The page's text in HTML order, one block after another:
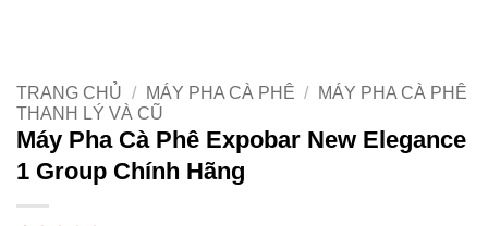
TRANG CHỦ / MÁY PHA CÀ PHÊ /
MÁY PHA CÀ PHÊ
THANH LÝ VÀ CŨ
Máy Pha Cà Phê Expobar New Elegance
1 Group Chính Hãng